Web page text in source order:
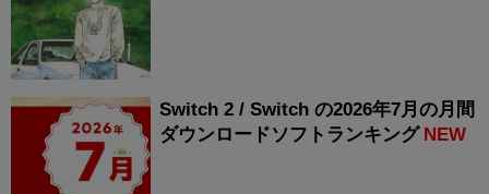
Switch 2 / Switch の2026年7月の月間
ダウンロードソフトランキング NEW